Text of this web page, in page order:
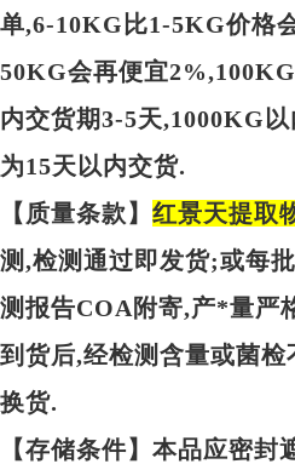
单,6-10KG比1-5KG价格
50KG会再便宜
内交货期3-5天,1000KG
为15天以内交货.
【质量条款】 红景天提取
测,检测通过即发货;或每
测报告COA附寄,产*量严
到货后,经检测含量或菌
换货.
【存储条件】本品应密封